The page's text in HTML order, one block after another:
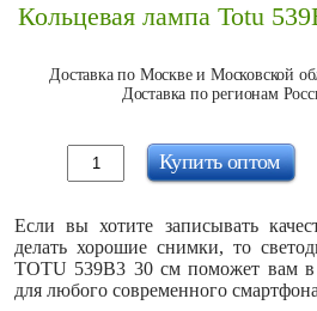
Кольцевая лампа Totu
Доставка по Москве и Московской
Доставка по регионам
Купить оптом
Если вы хотите записывать
делать хорошие снимки, то
TOTU 539B3 30 см поможет вам
для любого современного